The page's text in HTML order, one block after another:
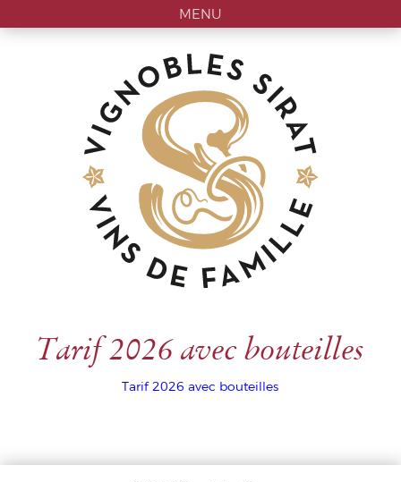
MENU
Tarif 2026 avec bouteilles
Tarif 2026 avec bouteilles